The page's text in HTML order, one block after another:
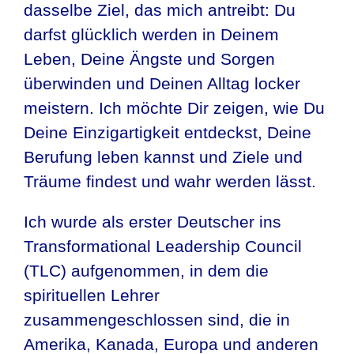
dasselbe Ziel, das mich antreibt: Du
darfst glücklich werden in Deinem
Leben, Deine Ängste und Sorgen
überwinden und Deinen Alltag locker
meistern. Ich möchte Dir zeigen, wie Du
Deine Einzigartigkeit entdeckst, Deine
Berufung leben kannst und Ziele und
Träume findest und wahr werden lässt.
Ich wurde als erster Deutscher ins
Transformational Leadership Council
(TLC) aufgenommen, in dem die
spirituellen Lehrer
zusammengeschlossen sind, die in
Amerika, Kanada, Europa und anderen